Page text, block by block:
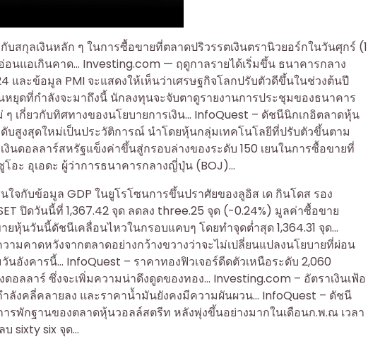
สกุลเงินหลัก ๆ ในการซื้อขายที่ตลาดปริวรรตเงินตรานิวยอร์กในวันศุกร์ (1
อนแอเกินคาด… Investing.com — ฤดูกาลรายได้เริ่มขึ้น ธนาคารกลาง
และข้อมูล PMI จะแสดงให้เห็นว่าเศรษฐกิจโลกปรับตัวดีขึ้นในช่วงต้นปี
ยุดที่กำลังจะมาถึงนี้ นักลงทุนจะจับตาดูรายงานการประชุมของธนาคาร
เกี่ยวกับทิศทางของนโยบายการเงิน… InfoQuest – ดัชนีนิกเกอิตลาดหุ้น
บสูงสุดใหม่เป็นประวัติการณ์ นำโดยหุ้นกลุ่มเทคโนโลยีที่ปรับตัวขึ้นตาม
นดอลลาร์สหรัฐแข็งค่าขึ้นสู่กรอบล่างของระดับ 150 เยนในการซื้อขายที่
อะ อุเอดะ ผู้ว่าการธนาคารกลางญี่ปุ่น (BOJ)…
จกับข้อมูล GDP ในยูโรโซนการขึ้นปราศัยของลูอิส เด กินโดส รอง
ปิดวันนี้ที่ 1,367.42 จุด ลดลง three.25 จุด (-0.24%) มูลค่าซื้อขาย
หุ้นวันนี้ดัชนีเคลื่อนไหวในกรอบแคบๆ โดยทำจุดต่ำสุด 1,364.31 จุด…
มคาดหวังจากตลาดอย่างกว้างขวางว่าจะไม่เปลี่ยนแปลงนโยบายที่ผ่อน
อังคารนี้… InfoQuest – ราคาทองฟิวเจอร์ดีดตัวเหนือระดับ 2,060
อลลาร์ ซึ่งจะเพิ่มความน่าดึงดูดของทอง… Investing.com – อัตราเงินเฟ้อ
ลังคลี่คลายลง และราคาน้ำมันยังคงมีความผันผวน… InfoQuest – ดัชนี
รพักฐานของตลาดหุ้นวอลล์สตรีท หลังพุ่งขึ้นอย่างมากในเดือนก.พ.ณ เวลา
บ sixty six จุด…